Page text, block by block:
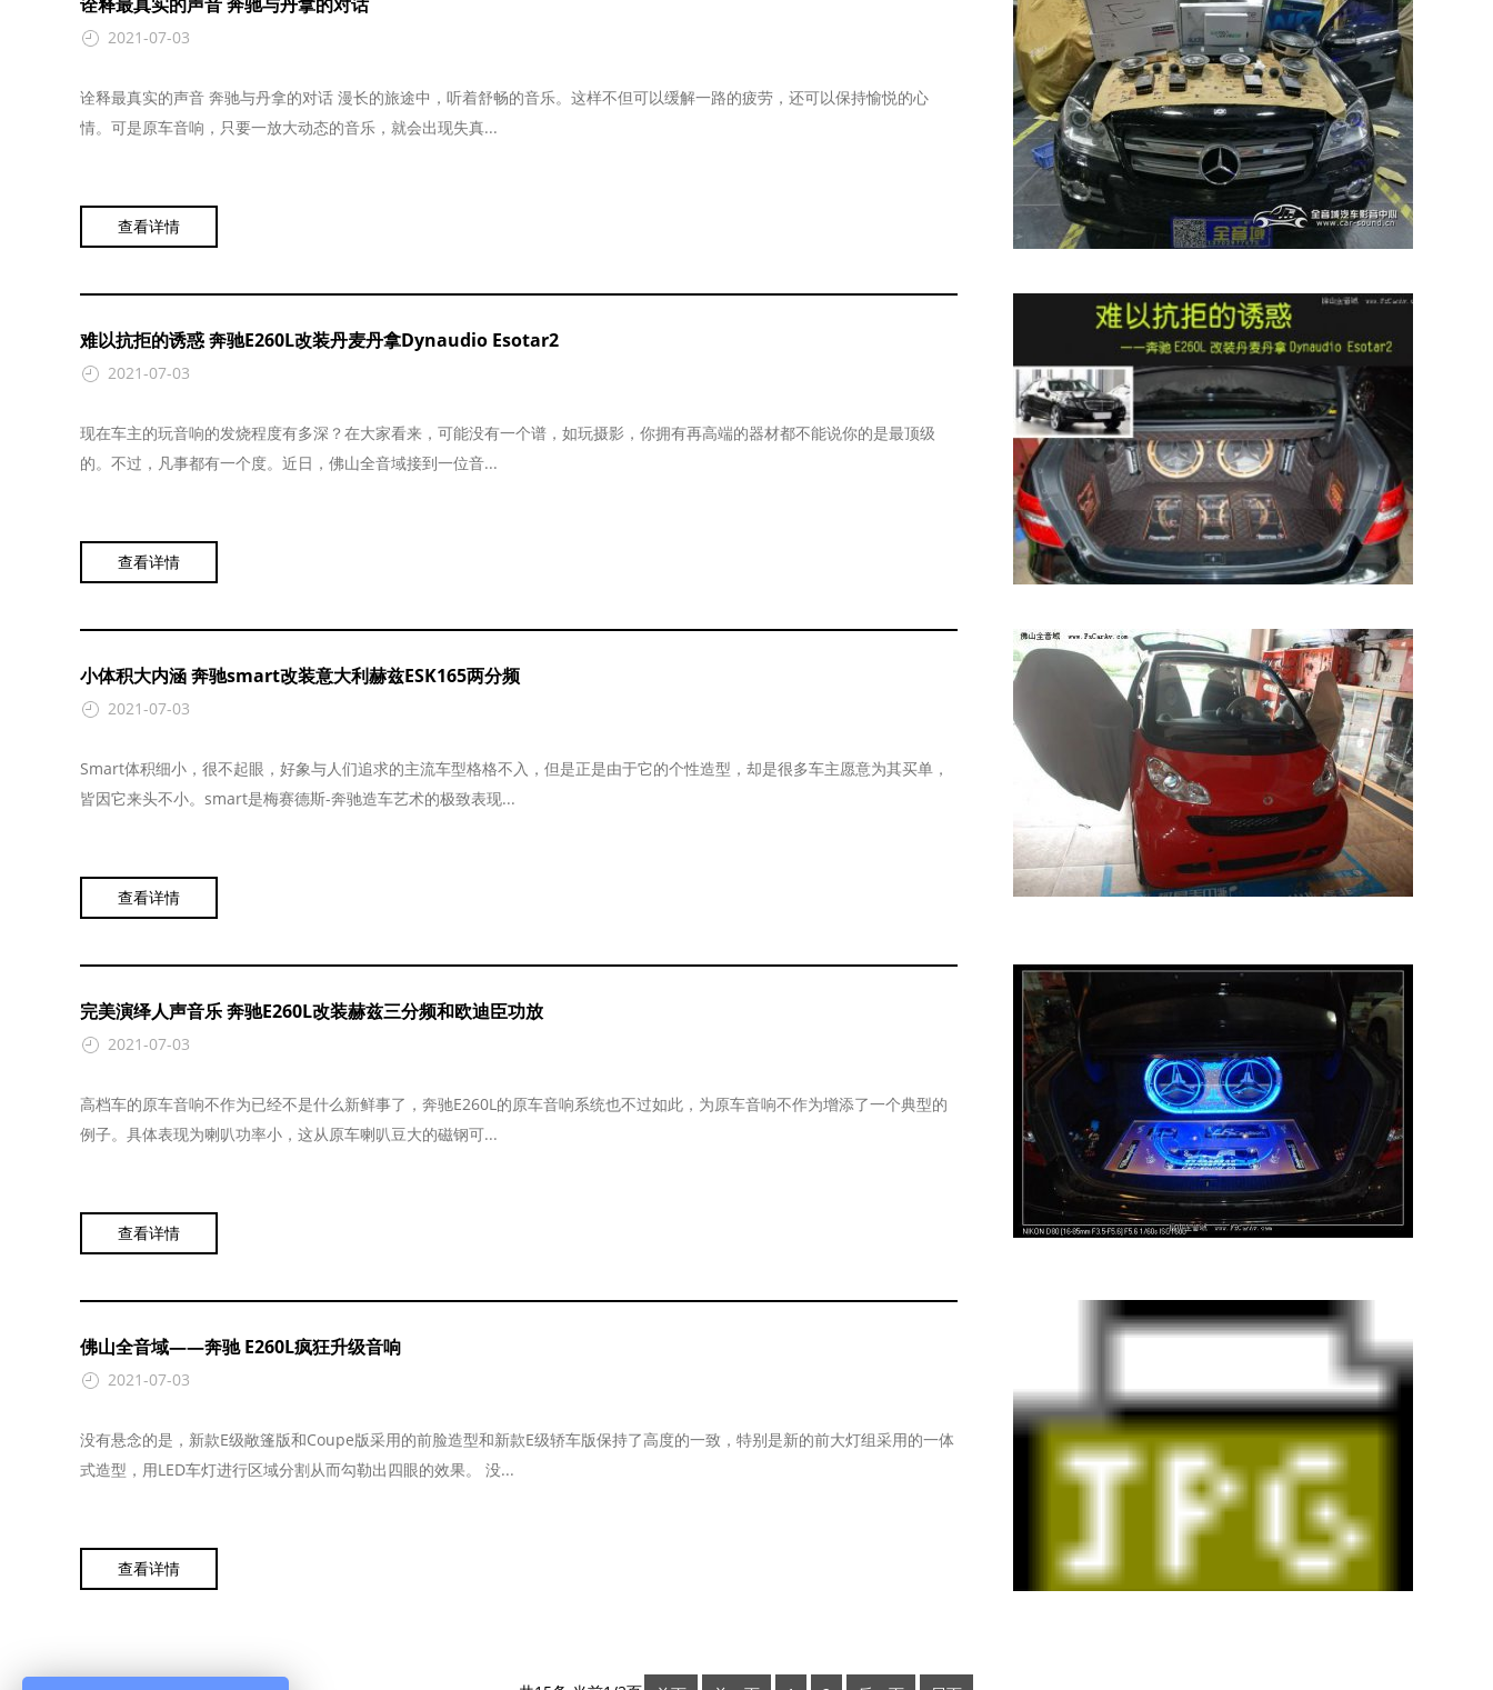
2021-07-03
诠释最真实的声音 奔驰与丹拿的对话 漫长的旅途中，听着舒畅的音乐。这样不但可以缓解一路的疲劳，还可以保持愉悦的心
情。可是原车音响，只要一放大动态的音乐，就会出现失真...
查看详情
难以抗拒的诱惑 奔驰E260L改装丹麦丹拿Dynaudio Esotar2
2021-07-03
现在车主的玩音响的发烧程度有多深？在大家看来，可能没有一个谱，如玩摄影，你拥有再高端的器材都不能说你的是最顶级
的。不过，凡事都有一个度。近日，佛山全音域接到一位音...
查看详情
小体积大内涵 奔驰smart改装意大利赫兹ESK165两分频
2021-07-03
Smart体积细小，很不起眼，好象与人们追求的主流车型格格不入，但是正是由于它的个性造型，却是很多车主愿意为其买单，
皆因它来头不小。smart是梅赛德斯-奔驰造车艺术的极致表现...
查看详情
完美演绎人声音乐 奔驰E260L改装赫兹三分频和欧迪臣功放
2021-07-03
高档车的原车音响不作为已经不是什么新鲜事了，奔驰E260L的原车音响系统也不过如此，为原车音响不作为增添了一个典型的
例子。具体表现为喇叭功率小，这从原车喇叭豆大的磁钢可...
查看详情
佛山全音域——奔驰 E260L疯狂升级音响
2021-07-03
没有悬念的是，新款E级敞篷版和Coupe版采用的前脸造型和新款E级轿车版保持了高度的一致，特别是新的前大灯组采用的一体
式造型，用LED车灯进行区域分割从而勾勒出四眼的效果。 没...
查看详情